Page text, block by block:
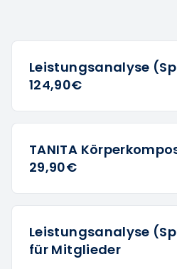
Leistungsanalyse
124,90€
TANITA
29,90€
Leistungsanalyse
für Mitglieder